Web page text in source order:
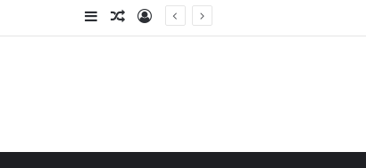
تسجيل الدخول
مقال عشوائي
إضافة عمود